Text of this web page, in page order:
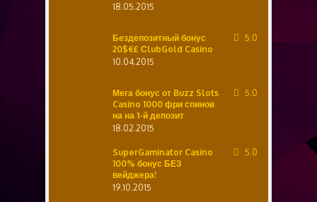
18.05.2015
Бездепозитный бонус
20$€£ СlubGold Casino
10.04.2015
5.0
Мега бонус от Buzz Slots
Casino 1000 фри спинов
на на 1-й депозит
18.02.2015
5.0
SuperGaminator Casino
100% бонус БЕЗ
вейджера!
19.10.2015
5.0